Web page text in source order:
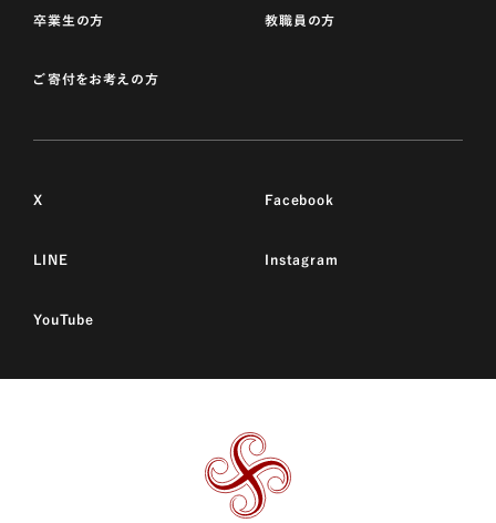
卒業生の方 教職員の方
ご寄付をお考えの方
X Facebook
LINE Instagram
YouTube